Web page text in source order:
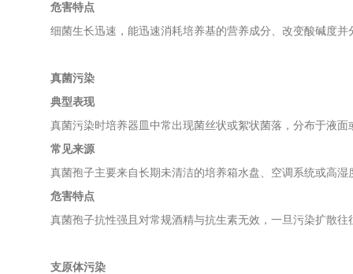
危害特点
细菌生长迅速，能迅速消耗培养基的营养成分、改变酸碱度
真菌污染
典型表现
真菌污染时培养器皿中常出现菌丝状或絮状菌落，分布于液
常见来源
真菌孢子主要来自长期未清洁的培养箱水盘、空调系统或高
危害特点
真菌孢子抗性强且对常规酒精与抗生素无效，一旦污染扩散
支原体污染